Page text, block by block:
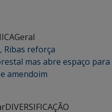
Geral
Ribas reforça
mas abre espaço para
amendoim
DIVERSIFICAÇÃO